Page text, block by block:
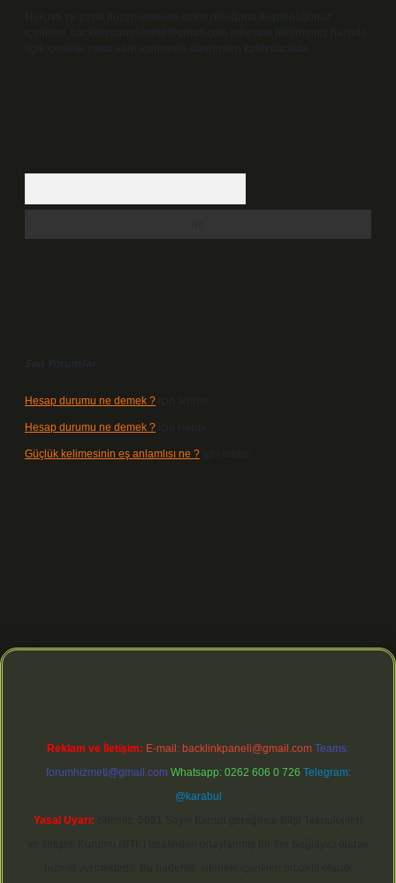
Hukuka ve yasal düzenlemelere aykırı olduğunu düşündüğünüz
içerikleri,
backlinkpanelicomtr@gmail.com adresine bildirmeniz halinde,
ilgili içerikler yasal süre içerisinde sitemizden kaldırılacaktır.
Son Yorumlar
Hesap durumu ne demek ? için admin
Hesap durumu ne demek ? için Haluk
Güçlük kelimesinin eş anlamlısı ne ? için admin
Reklam ve İletişim: E-mail: backlinkpaneli@gmail.com Teams:
forumhizmeti@gmail.com Whatsapp: 0262 606 0 726 Telegram:
@karabul
Yasal Uyarı: